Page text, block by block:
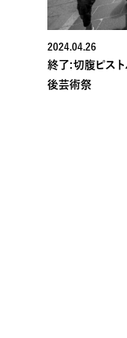
2024.04.26
終了:切腹ピス
後芸術祭